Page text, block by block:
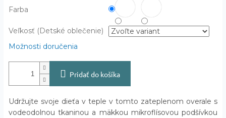
Farba
Veľkosť (Detské oblečenie)
Možnosti doručenia
Pridať do košíka
Udržujte svoje dieťa v teple v tomto zateplenom overale s
vodeodolnou tkaninou a mäkkou mikroflísovou podšívkou